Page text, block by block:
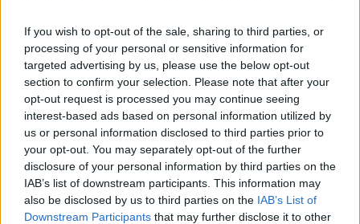
If you wish to opt-out of the sale, sharing to third parties, or
processing of your personal or sensitive information for
targeted advertising by us, please use the below opt-out
section to confirm your selection. Please note that after your
opt-out request is processed you may continue seeing
interest-based ads based on personal information utilized by
us or personal information disclosed to third parties prior to
your opt-out. You may separately opt-out of the further
disclosure of your personal information by third parties on the
IAB’s list of downstream participants. This information may
also be disclosed by us to third parties on the IAB’s List of
Downstream Participants that may further disclose it to other
Από το 1939 και μετά
, η αντιναζιστική
δράσης του Άλμπερτ εντάθηκε:
πλαστογραφούσε έγγραφα και βοηθούσε
πολλές οικογένειες Εβραίων, ή άλλων
διωκόμενων να δραπετεύσουν από τη
Γερμανία· συνελήφθη πολλές φορές από
τους Ναζί ως ύποπτος για εγκλήματα κατά
του κράτους, αλλά το γεγονός ότι ήταν ο
μικρότερος αδερφός του Γκέρινγκ τον
βοηθούσε πάντα να αποφύγει οποιαδήποτε